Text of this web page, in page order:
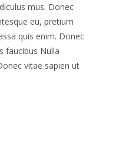
mus. Donec
eu, pretium
quis enim. Donec
faucibus Nulla
vitae sapien ut